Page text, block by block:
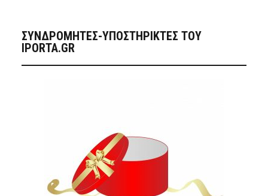
ΣΥΝΔΡΟΜΗΤΈΣ-ΥΠΟΣΤΗΡΙΚΤΈΣ ΤΟΥ
IPORTA.GR